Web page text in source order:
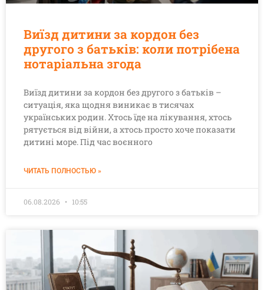
Виїзд дитини за кордон без
другого з батьків: коли потрібена
нотаріальна згода
Виїзд дитини за кордон без другого з батьків –
ситуація, яка щодня виникає в тисячах
українських родин. Хтось їде на лікування, хтось
рятується від війни, а хтось просто хоче показати
дитині море. Під час воєнного
ЧИТАТЬ ПОЛНОСТЬЮ »
06.08.2026 10:55